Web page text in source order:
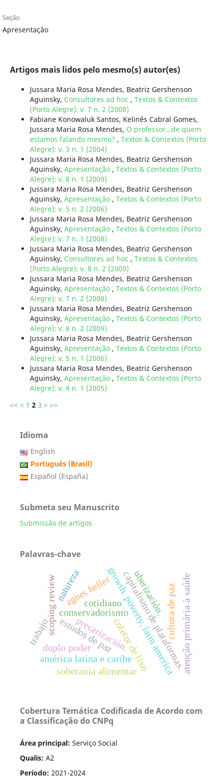
Seção
Apresentação
Artigos mais lidos pelo mesmo(s) autor(es)
Jussara Maria Rosa Mendes, Beatriz Gershenson
Aguinsky, Consultores ad hoc , Textos & Contextos
(Porto Alegre): v. 7 n. 2 (2008)
Fabiane Konowaluk Santos, Kelinês Cabral Gomes,
Jussara Maria Rosa Mendes, O professor…de quem
estamos falando mesmo? , Textos & Contextos (Porto
Alegre): v. 3 n. 1 (2004)
Jussara Maria Rosa Mendes, Beatriz Gershenson
Aguinsky, Apresentação , Textos & Contextos (Porto
Alegre): v. 8 n. 1 (2009)
Jussara Maria Rosa Mendes, Beatriz Gershenson
Aguinsky, Apresentação , Textos & Contextos (Porto
Alegre): v. 5 n. 2 (2006)
Jussara Maria Rosa Mendes, Beatriz Gershenson
Aguinsky, Apresentação , Textos & Contextos (Porto
Alegre): v. 7 n. 1 (2008)
Jussara Maria Rosa Mendes, Beatriz Gershenson
Aguinsky, Consultores ad hoc , Textos & Contextos
(Porto Alegre): v. 8 n. 2 (2009)
Jussara Maria Rosa Mendes, Beatriz Gershenson
Aguinsky, Apresentação , Textos & Contextos (Porto
Alegre): v. 7 n. 2 (2008)
Jussara Maria Rosa Mendes, Beatriz Gershenson
Aguinsky, Apresentação , Textos & Contextos (Porto
Alegre): v. 8 n. 2 (2009)
Jussara Maria Rosa Mendes, Beatriz Gershenson
Aguinsky, Apresentação , Textos & Contextos (Porto
Alegre): v. 5 n. 1 (2006)
Jussara Maria Rosa Mendes, Beatriz Gershenson
Aguinsky, Apresentação , Textos & Contextos (Porto
Alegre): v. 4 n. 1 (2005)
<< < 1 2 3 > >>
Idioma
English
Português (Brasil)
Español (España)
Submeta seu Manuscrito
Submissão de artigos
Palavras-chave
growth. poverty. latin america
conservadorismocapitalismo de plataformas.
scoping reviewestudos de paz cultura de paz
coletor de lixo
américa latina e caribe
soberania alimentar atenção primária à saúde
cotidiano
precarización.
agnes heller
duplo poder
natureza uberización.
trabajo
Cobertura Temática Codificada de Acordo com
a Classificação do CNPq
Área principal: Serviço Social
Qualis: A2
Período: 2021-2024